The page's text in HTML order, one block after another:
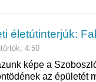
életútinterjúk:
4:50
képe a
az épületét